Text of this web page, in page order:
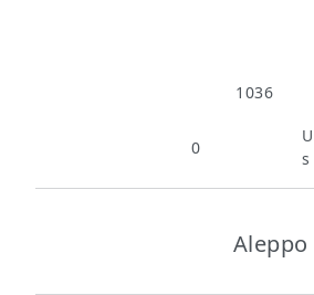
1036
0
Aleppo